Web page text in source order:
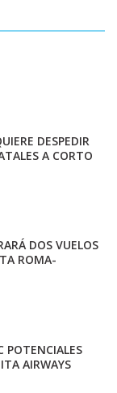
DESPEDIR
A CORTO
APUNTA
DOS VUELOS
ROMA-
POTENCIALES
AIRWAYS